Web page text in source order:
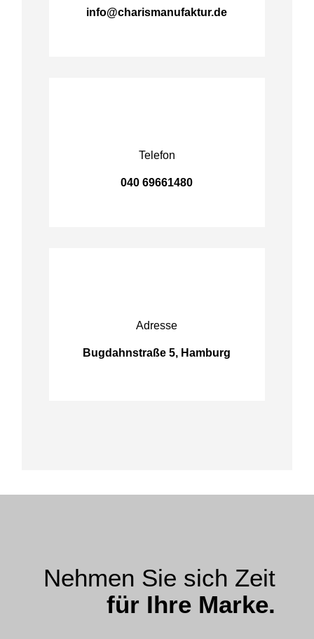
info@charismanufaktur.de
Telefon
040 69661480
Adresse
Bugdahnstraße 5, Hamburg
Nehmen Sie sich Zeit
für Ihre Marke.